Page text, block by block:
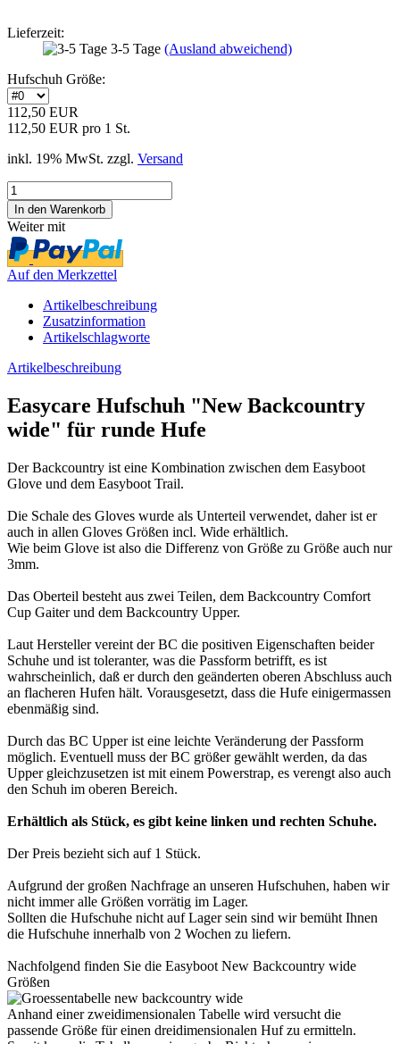
Lieferzeit:
3-5 Tage (Ausland abweichend)
Hufschuh Größe:
112,50 EUR
112,50 EUR pro 1 St.
inkl. 19% MwSt. zzgl. Versand
Weiter mit
Auf den Merkzettel
Artikelbeschreibung
Zusatzinformation
Artikelschlagworte
Artikelbeschreibung
Easycare Hufschuh "New Backcountry
wide" für runde Hufe
Der Backcountry ist eine Kombination zwischen dem Easyboot
Glove und dem Easyboot Trail.
Die Schale des Gloves wurde als Unterteil verwendet, daher ist er
auch in allen Gloves Größen incl. Wide erhältlich.
Wie beim Glove ist also die Differenz von Größe zu Größe auch nur
3mm.
Das Oberteil besteht aus zwei Teilen, dem Backcountry Comfort
Cup Gaiter und dem Backcountry Upper.
Laut Hersteller vereint der BC die positiven Eigenschaften beider
Schuhe und ist toleranter, was die Passform betrifft, es ist
wahrscheinlich, daß er durch den geänderten oberen Abschluss auch
an flacheren Hufen hält. Vorausgesetzt, dass die Hufe einigermassen
ebenmäßig sind.
Durch das BC Upper ist eine leichte Veränderung der Passform
möglich. Eventuell muss der BC größer gewählt werden, da das
Upper gleichzusetzen ist mit einem Powerstrap, es verengt also auch
den Schuh im oberen Bereich.
Erhältlich als Stück, es gibt keine linken und rechten Schuhe.
Der Preis bezieht sich auf 1 Stück.
Aufgrund der großen Nachfrage an unseren Hufschuhen, haben wir
nicht immer alle Größen vorrätig im Lager.
Sollten die Hufschuhe nicht auf Lager sein sind wir bemüht Ihnen
die Hufschuhe innerhalb von 2 Wochen zu liefern.
Nachfolgend finden Sie die Easyboot New Backcountry wide
Größen
Anhand einer zweidimensionalen Tabelle wird versucht die
passende Größe für einen dreidimensionalen Huf zu ermitteln.